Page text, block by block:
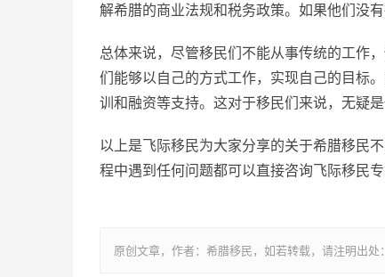
解希腊的商业法规和税务政策。如果他们没
总体来说，尽管移民们不能从事传统的工作
们能够以自己的方式工作，实现自己的目标
训和融资等支持。这对于移民们来说，无疑是
以上是飞际移民为大家分享的关于希腊移民
程中遇到任何问题都可以直接咨询飞际移民专
原创文章，作者：希腊移民，如若转载，请注明